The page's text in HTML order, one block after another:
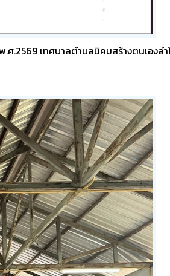
ศ.2569 เทศบาลตำบลนิคมสร้างตนเองล